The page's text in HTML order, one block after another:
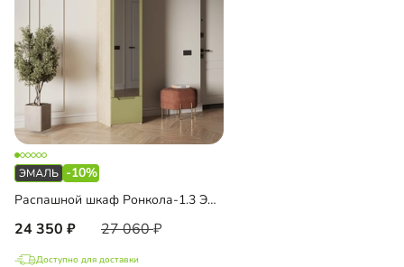
-10%
Распашной шкаф Ронкола-1.3 Эмаль с зеркалом
24 350 27 060
Доступно для доставки